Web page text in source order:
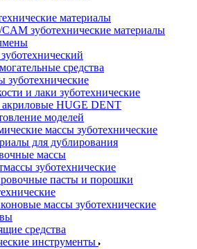
материалы
зуботехнические материалы
средства
зуботехнические
и лаки зуботехнические
HUGE DENT
моделей
массы зуботехнические
для дублирования
массы
зуботехнические
пасты и порошки
массы зуботехнические
средства
инструменты